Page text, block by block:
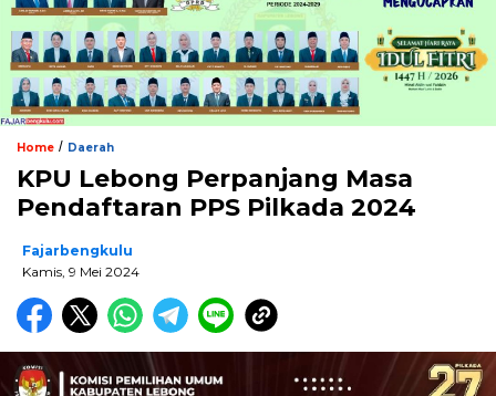
Home / Daerah
KPU Lebong Perpanjang Masa
Pendaftaran PPS Pilkada 2024
Fajarbengkulu
Kamis, 9 Mei 2024